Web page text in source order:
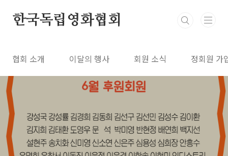
한국독립영화협회
협회 소개 이달의 행사 회원 소식 정회원 가